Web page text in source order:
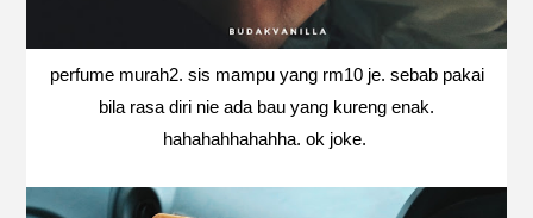
perfume murah2. sis mampu yang rm10 je. sebab pakai
bila rasa diri nie ada bau yang kureng enak.
hahahahhahahha. ok joke.